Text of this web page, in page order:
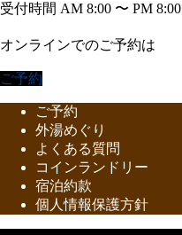
受付時間 AM 8:00 〜 PM 8:00
オンラインでのご予約は
ご予約
ご予約
外湯めぐり
よくある質問
コインランドリー
宿泊約款
個人情報保護方針